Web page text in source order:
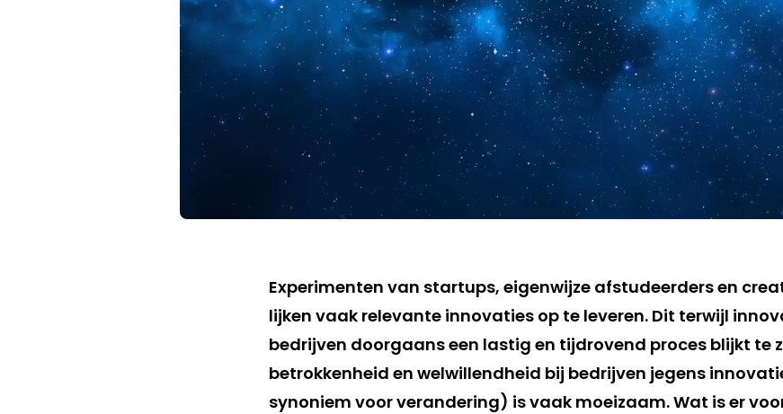
Experimenten van startups, eigenwijze afstudeerders en
lijken vaak relevante innovaties op te leveren. Dit terwijl
bedrijven doorgaans een lastig en tijdrovend proces blijkt te
betrokkenheid en welwillendheid bij bedrijven jegens
synoniem voor verandering) is vaak moeizaam. Wat is er